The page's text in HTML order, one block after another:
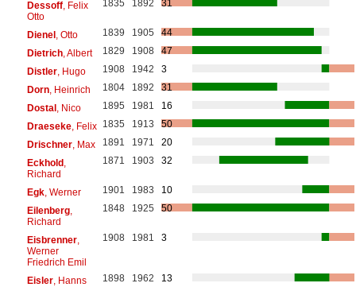
Dessoff, Felix
Otto
1835 1892 31
Dienel, Otto 1839 1905
44
Dietrich, Albert 1829 1908
47
Distler, Hugo 1908 1942
3
Dorn, Heinrich 1804 1892
31
Dostal, Nico 1895 1981
16
Draeseke, Felix 1835 1913
50
Drischner, Max 1891 1971
20
Eckhold,
Richard
1871 1903 32
Egk, Werner 1901 1983
10
Eilenberg,
Richard
1848 1925 50
Eisbrenner,
Werner
Friedrich Emil
1908 1981 3
Eisler, Hanns 1898 1962
13